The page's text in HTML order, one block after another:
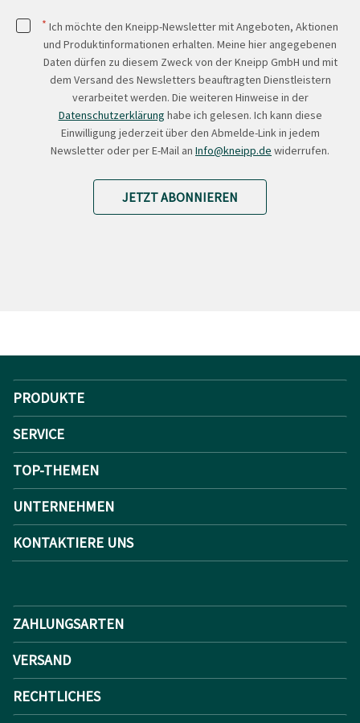
* Ich möchte den Kneipp-Newsletter mit Angeboten, Aktionen
und Produktinformationen erhalten. Meine hier angegebenen
Daten dürfen zu diesem Zweck von der Kneipp GmbH und mit
dem Versand des Newsletters beauftragten Dienstleistern
verarbeitet werden. Die weiteren Hinweise in der
Datenschutzerklärung habe ich gelesen. Ich kann diese
Einwilligung jederzeit über den Abmelde-Link in jedem
Newsletter oder per E-Mail an Info@kneipp.de widerrufen.
JETZT ABONNIEREN
PRODUKTE
SERVICE
TOP-THEMEN
UNTERNEHMEN
KONTAKTIERE UNS
ZAHLUNGSARTEN
VERSAND
RECHTLICHES